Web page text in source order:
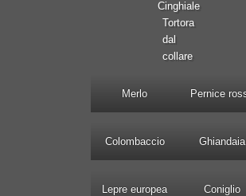
Cinghiale
Tortora
dal
collare
Merlo Pernice
Colombaccio Ghiandaia
Lepre europea
Coniglio